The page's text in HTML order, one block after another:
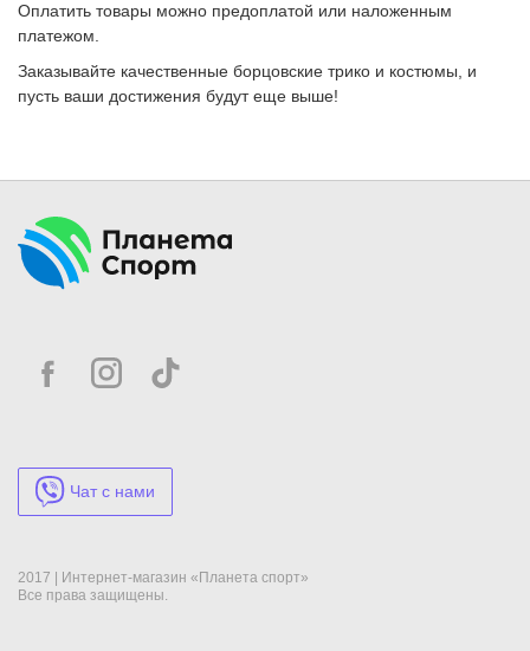
Оплатить товары можно предоплатой или наложенным
платежом.
Заказывайте качественные борцовские трико и костюмы, и
пусть ваши достижения будут еще выше!
Чат с нами
2017 | Интернет-магазин «Планета спорт»
Все права защищены.